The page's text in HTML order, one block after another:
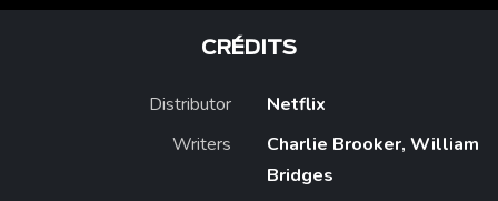
CRÉDITS
Distributor
Netflix
Writers
Charlie Brooker, William
Bridges